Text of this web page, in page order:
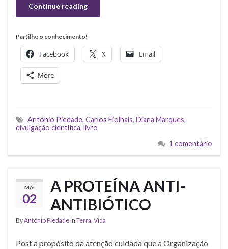
Continue reading
Partilhe o conhecimento!
Facebook X Email
More
António Piedade, Carlos Fiolhais, Diana Marques,
divulgação científica, livro
1 comentário
MAI
02
A PROTEÍNA ANTI-
ANTIBIÓTICO
ByAntónio Piedadein Terra, Vida
Post a propósito da atenção cuidada que a Organização